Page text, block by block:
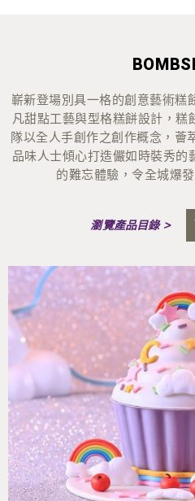
嶄新登場別具一格的創意藝術
凡甜點工藝與型格糕餅設計，糕
隊以全人手創作之創作概念，薈
品味人士傾心打造儼如時裝秀
的難忘體驗，令全城爆
瀏覽產品目錄 >